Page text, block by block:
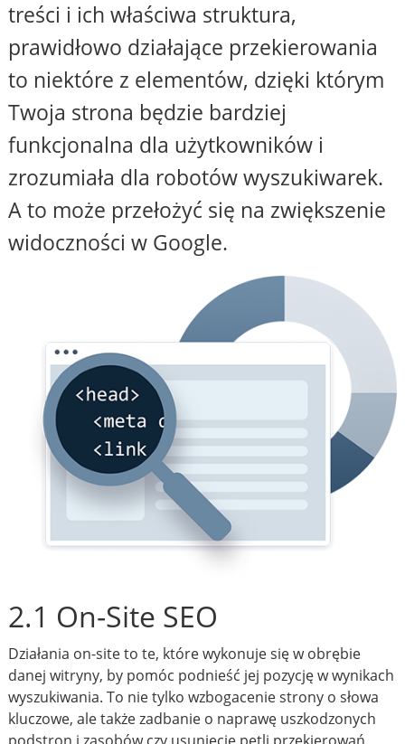
treści i ich właściwa struktura,
prawidłowo działające przekierowania
to niektóre z elementów, dzięki którym
Twoja strona będzie bardziej
funkcjonalna dla użytkowników i
zrozumiała dla robotów wyszukiwarek.
A to może przełożyć się na zwiększenie
widoczności w Google.
2.1 On-Site SEO
Działania on-site to te, które wykonuje się w obrębie
danej witryny, by pomóc podnieść jej pozycję w wynikach
wyszukiwania. To nie tylko wzbogacenie strony o słowa
kluczowe, ale także zadbanie o naprawę uszkodzonych
podstron i zasobów czy usunięcie pętli przekierowań.